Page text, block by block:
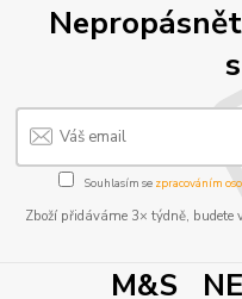
Souhlasím se zpracováním
Zboží přidáváme 3× týdně, budete
M&S